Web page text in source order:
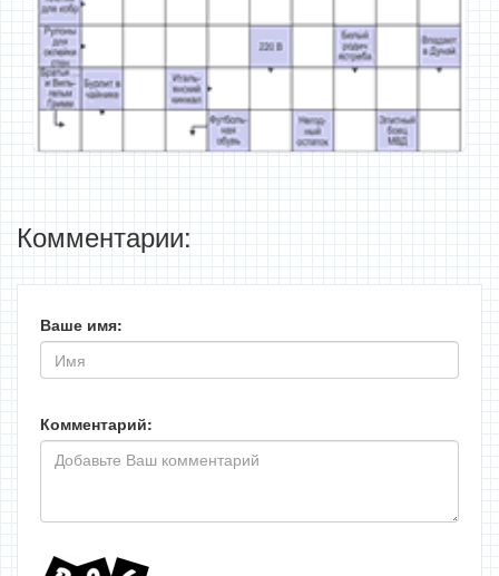
Комментарии:
Ваше имя:
Комментарий: